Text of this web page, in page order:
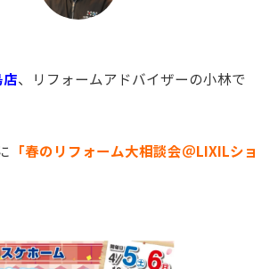
、リフォームアドバイザーの小林で
「春のリフォーム大相談会＠LIXILショ